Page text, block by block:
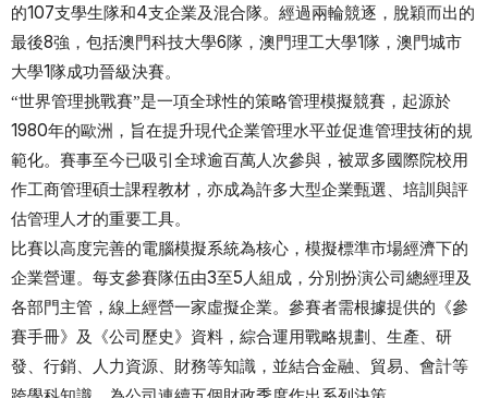
的107支學生隊和4支企業及混合隊。 經過兩輪競逐， 脫穎而出的
最後8強，包括澳門科技大學6隊，澳門理工大學1隊，澳門城市
大學1隊成功晉級決賽。
“世界管理挑戰賽”是一項全球性的策略管理模擬競賽，起源於
1980年的歐洲，旨在提升現代企業管理水平並促進管理技術的規
範化。賽事至今已吸引全球逾百萬人次參與，被眾多國際院校用
作工商管理碩士課程教材，亦成為許多大型企業甄選、培訓與評
估管理人才的重要工具。
比賽以高度完善的電腦模擬系統為核心，模擬標準市場經濟下的
企業營運。每支參賽隊伍由3至5人組成，分別扮演公司總經理及
各部門主管，線上經營一家虛擬企業。參賽者需根據提供的《參
賽手冊》及《公司歷史》資料，綜合運用戰略規劃、生產、研
發、行銷、人力資源、財務等知識，並結合金融、貿易、會計等